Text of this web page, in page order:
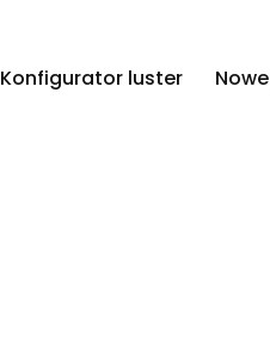
Konfigurator luster